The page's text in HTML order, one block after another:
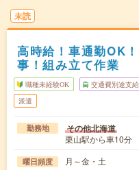
未読
高時給！車通勤OK
事！組み立て作業
職種未経験OK 交通費別途支給
派遣
勤務地 その他北海道
栗山駅から車10分
曜日頻度 月～金・土